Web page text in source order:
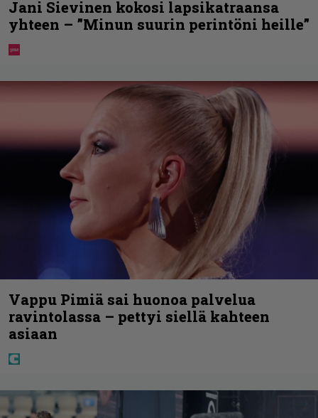
Jani Sievinen kokosi lapsikatraansa
yhteen – ”Minun suurin perintöni heille”
Vappu Pimiä sai huonoa palvelua
ravintolassa – pettyi siellä kahteen
asiaan